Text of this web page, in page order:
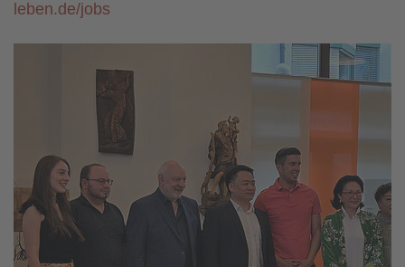
leben.de/jobs
 